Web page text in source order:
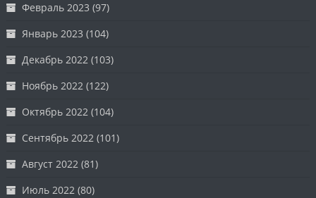
Февраль 2023 (97)
Январь 2023 (104)
Декабрь 2022 (103)
Ноябрь 2022 (122)
Октябрь 2022 (104)
Сентябрь 2022 (101)
Август 2022 (81)
Июль 2022 (80)